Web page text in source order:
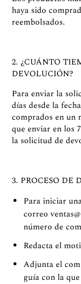
haya sido
reembolsados.
2. ¿CUÁNTO
DEVOLUCIÓN?
Para enviar la
días desde la
comprados en un
que enviar en los
la solicitud de
3. PROCESO DE
Para iniciar
correo
número de
Redacta el
Adjunta el
guía con la